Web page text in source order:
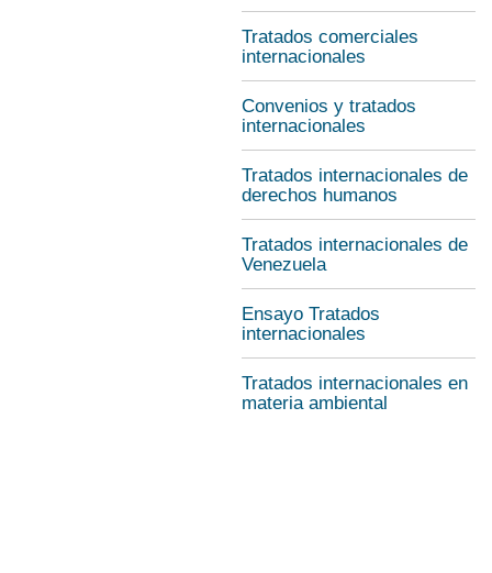
Tratados comerciales
internacionales
Convenios y tratados
internacionales
Tratados internacionales de
derechos humanos
Tratados internacionales de
Venezuela
Ensayo Tratados
internacionales
Tratados internacionales en
materia ambiental